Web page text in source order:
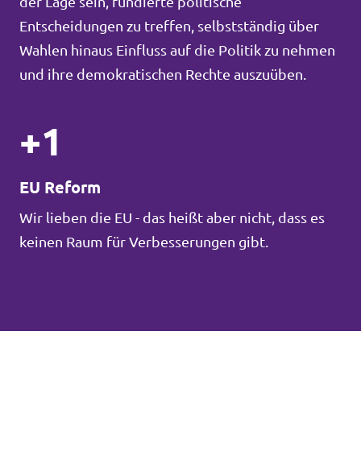
Entscheidungen zu treffen, selbstständig über
Wahlen hinaus Einfluss auf die Politik zu nehmen
und ihre demokratischen Rechte auszuüben.
+1
EU Reform
Wir lieben die EU - das heißt aber nicht, dass es
keinen Raum für Verbesserungen gibt.